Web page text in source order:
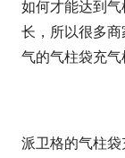
如何才能达到
长，所以很多
气的气柱袋充气
派卫格的气柱